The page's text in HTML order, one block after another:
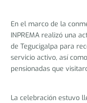
En el marco de la
INPREMA realizó una
de Tegucigalpa para
servicio activo, así
pensionadas que
La celebración estuvo